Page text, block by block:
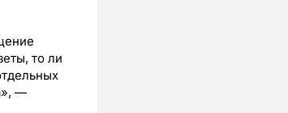
то ли
—